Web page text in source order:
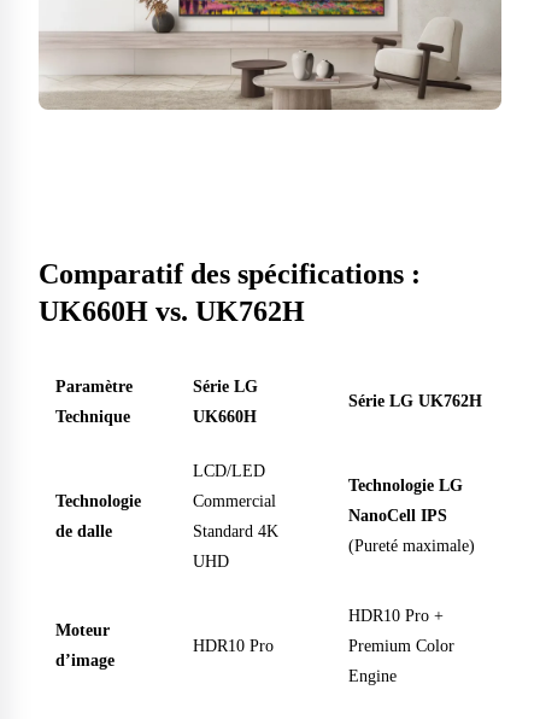
Comparatif des spécifications :
UK660H vs. UK762H
Paramètre
Technique
Série LG
UK660H
Série LG UK762H
Technologie
de dalle
LCD/LED
Commercial
Standard 4K
UHD
Technologie LG
NanoCell IPS
(Pureté maximale)
Moteur
d’image
HDR10 Pro
HDR10 Pro +
Premium Color
Engine